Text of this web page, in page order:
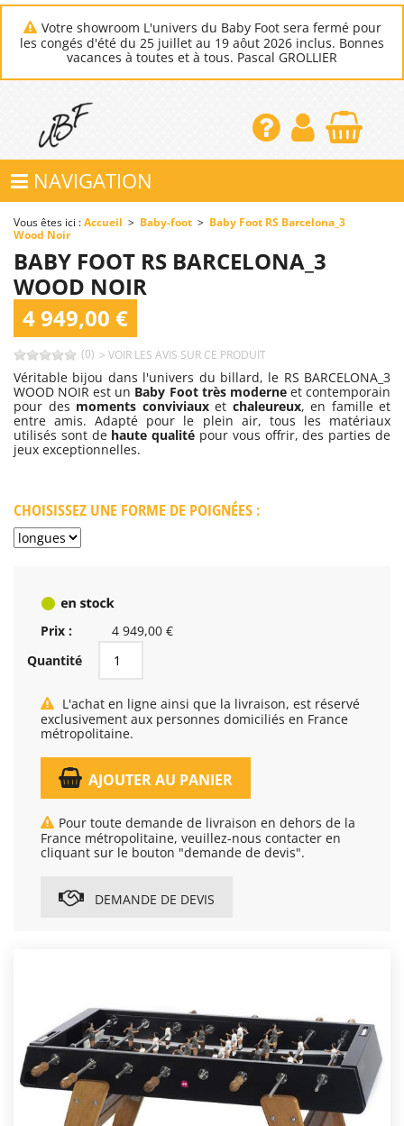
Votre showroom L'univers du Baby Foot sera fermé pour
les congés d'été du 25 juillet au 19 aôut 2026 inclus. Bonnes
vacances à toutes et à tous. Pascal GROLLIER
NAVIGATION
Vous êtes ici :Accueil > Baby-foot > Baby Foot RS Barcelona_3
Wood Noir
BABY FOOT RS BARCELONA_3
WOOD NOIR
4 949,00 €
(0) > VOIR LES AVIS SUR CE PRODUIT
Véritable bijou dans l'univers du billard, le RS BARCELONA_3
WOOD NOIR est un Baby Foot très moderneet contemporain
pour des moments conviviauxet chaleureux, en famille et
entre amis. Adapté pour le plein air, tous les matériaux
utilisés sont de haute qualité pour vous offrir, des parties de
jeux exceptionnelles.
CHOISISSEZ UNE FORME DE POIGNÉES :
Prix :
4 949,00 €
Quantité
exclusivement aux personnes domiciliés en France
métropolitaine.
AJOUTER AU PANIER
Pour toute demande de livraison en dehors de la
France métropolitaine, veuillez-nous contacter en
cliquant sur le bouton "demande de devis".
DEMANDE DE DEVIS